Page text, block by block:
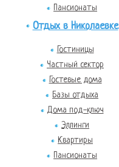
Пансионаты
Отдых в Николаевке
Гостиницы
Частный сектор
Гостевые дома
Базы отдыха
Дома под-ключ
Эллинги
Квартиры
Пансионаты